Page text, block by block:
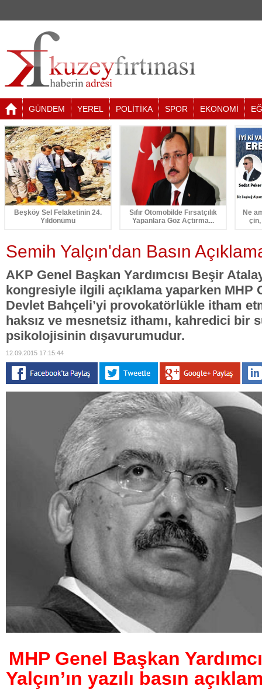
GÜNDEM YEREL POLİTİKA SPOR EKONOMİ
Beşköy Sel Felaketinin 24.
Yıldönümü
Sıfır Otomobilde Fırsatçılık
Yapanlara Göz Açtırma...
Ne
Semih Yalçın'dan Basın
AKP Genel Başkan Yardımcısı Beşir
kongresiyle ilgili açıklama yaparken MHP
Devlet Bahçeli’yi provokatörlükle itham
haksız ve mesnetsiz ithamı, kahredici bir
psikolojisinin dışavurumudur.
12.09.2015 17:15:44
MHP Genel Başkan
Yalçın’ın yazılı basın